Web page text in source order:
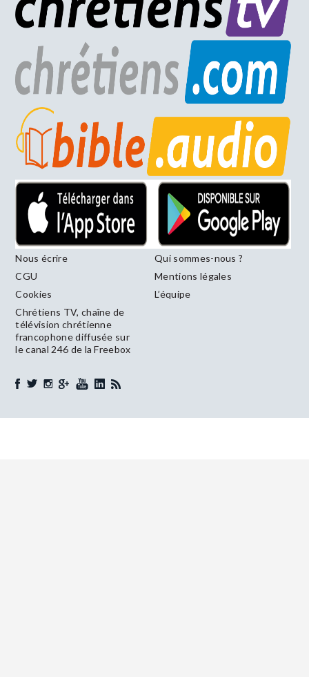
Nous écrire
Qui sommes-nous ?
CGU
Mentions légales
Cookies
L’équipe
Chrétiens TV, chaîne de
télévision chrétienne
francophone diffusée sur
le canal 246 de la Freebox